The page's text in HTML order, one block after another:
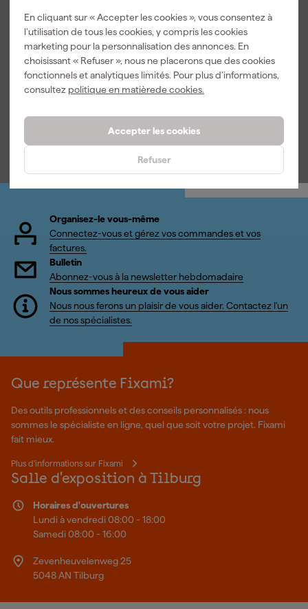
En cliquant sur « Accepter les cookies », vous consentez à
l’utilisation de tous les cookies, y compris les cookies
marketing pour la personnalisation des annonces. En
choisissant « Refuser », nous ne placerons que des cookies
fonctionnels et analytiques limités. Pour plus d’informations,
consultez politique en matièrede cookies.
Accepter les cookies
Refuser
un seul flux de travail sûr. Aussi l'indication claire bon ou mauvais
vous donne rapidement des repères pendant le travail. Dans
l'étui, vous gardez l'appareil et les accessoires bien ensemble.
Cela en fait un choix pratique pour les électriciens qui souhaitent
contrôler les installations selon les normes VDE en vigueur avec
un testeur d'installation moderne et un multimètre.
Tension sur courant alternatif -
AC
550 V
Tension sur courant continu -
DC
1000 V
Voir toutes les caractéristiques
Organisez-le vous-même
Connectez-vous et gérez vos commandes et vos
factures.
Bulletin
Abonnez-vous à la newsletter hebdomadaire
Nous sommes heureux de vous aider
Nous nous ferons un plaisir de vous aider. Contactez l'un
de nos spécialistes.
Que représente Fixami?
Des outils professionnels et des conseils personnalisés : nous
sommes le spécialiste en ligne, quel que soit votre projet. Fixami
fait mieux.
Plus d'informations sur Fixami
Salle d'exposition à Tilburg
Horaires d'ouvertures
Lundi à vendredi 08:00 - 18:00
Samedi 08:00 - 16:00
Zevenheuvelenweg 25
5048 AN Tilburg